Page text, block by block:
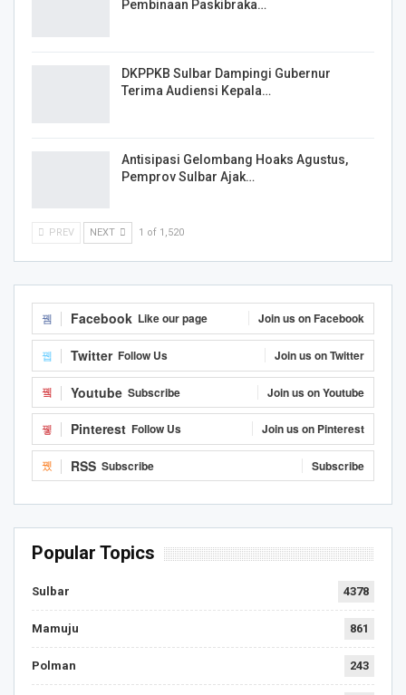
Pembinaan Paskibraka…
DKPPKB Sulbar Dampingi Gubernur
Terima Audiensi Kepala…
Antisipasi Gelombang Hoaks Agustus,
Pemprov Sulbar Ajak…
PREV NEXT 1 of 1,520
Facebook Like our page Join us on Facebook
Twitter Follow Us Join us on Twitter
Youtube Subscribe Join us on Youtube
Pinterest Follow Us Join us on Pinterest
RSS Subscribe Subscribe
Popular Topics
Sulbar 4378
Mamuju 861
Polman 243